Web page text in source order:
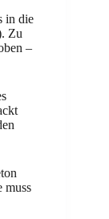
in die
Zu
–
muss